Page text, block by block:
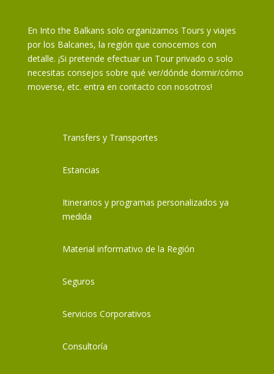
En Into the Balkans solo organizamos Tours y viajes
por los Balcanes, la región que conocemos con
detalle. ¡Si pretende efectuar un Tour privado o solo
necesitas consejos sobre qué ver/dónde dormir/cómo
moverse, etc. entra en contacto con nosotros!
Transfers y Transportes
Estancias
Itinerarios y programas personalizados ya
medida
Material informativo de la Región
Seguros
Servicios Corporativos
Consultoría